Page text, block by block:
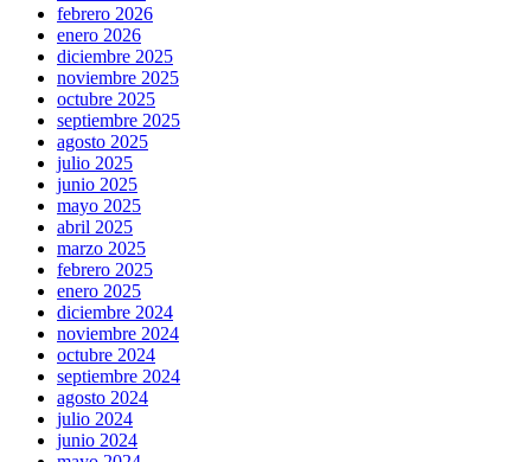
febrero 2026
enero 2026
diciembre 2025
noviembre 2025
octubre 2025
septiembre 2025
agosto 2025
julio 2025
junio 2025
mayo 2025
abril 2025
marzo 2025
febrero 2025
enero 2025
diciembre 2024
noviembre 2024
octubre 2024
septiembre 2024
agosto 2024
julio 2024
junio 2024